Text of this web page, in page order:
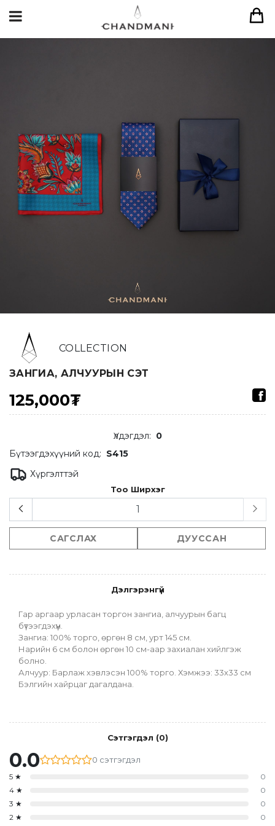
COLLECTION
ЗАНГИА, АЛЧУУРЫН СЭТ
125,000₮
Үлдэгдэл: 0
Бүтээгдэхүүний код: S415
Хүргэлттэй
Тоо Ширхэг
САГСЛАХ ДУУССАН
Дэлгэрэнгүй
Гар аргаар урласан торгон зангиа, алчуурын багц
бүтээгдэхүүн.
Зангиа: 100% торго, өргөн 8 см, урт 145 см.
Нарийн 6 см болон өргөн 10 см-аар захиалан хийлгэж
болно.
Алчуур: Барлаж хэвлэсэн 100% торго. Хэмжээ: 33х33 см
Бэлгийн хайрцаг дагалдана.
Сэтгэгдэл (0)
0.0 0 сэтгэгдэл
5 ★
0
4 ★
0
3 ★
0
2 ★
0